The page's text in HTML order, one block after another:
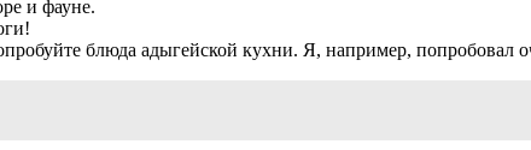
и фауне.
блюда адыгейской кухни. Я, например,